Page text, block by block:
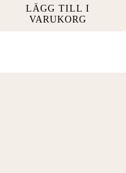
LÄGG TILL I
VARUKORG